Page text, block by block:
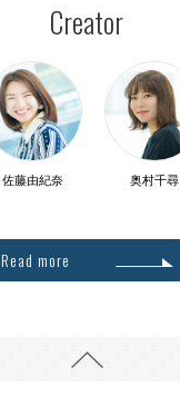
Creator
佐藤由紀奈 奥村千尋
Read more